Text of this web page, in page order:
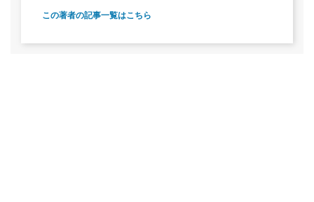
この著者の記事一覧はこちら